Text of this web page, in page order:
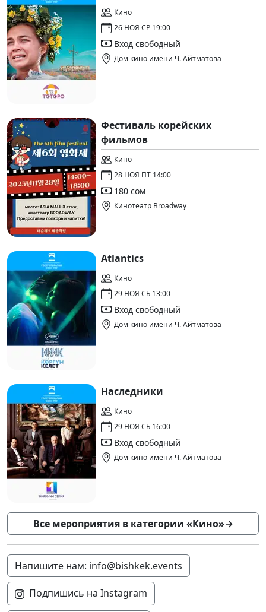
Кино
26 НОЯ СР 19:00
Вход свободный
Дом кино имени Ч. Айтматова
Фестиваль корейских
фильмов
Кино
28 НОЯ ПТ 14:00
180 сом
Кинотеатр Broadway
Atlantics
Кино
29 НОЯ СБ 13:00
Вход свободный
Дом кино имени Ч. Айтматова
Наследники
Кино
29 НОЯ СБ 16:00
Вход свободный
Дом кино имени Ч. Айтматова
Все мероприятия в категории «Кино»→
Напишите нам: info@bishkek.events
Подпишись на Instagram